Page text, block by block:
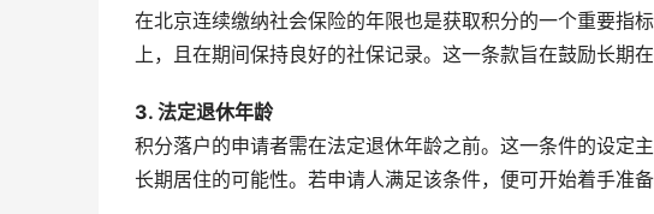
在北京连续缴纳社会保险的年限也是获取积分的一个重要指
上，且在期间保持良好的社保记录。这一条款旨在鼓励长期
3. 法定退休年龄
积分落户的申请者需在法定退休年龄之前。这一条件的设定
长期居住的可能性。若申请人满足该条件，便可开始着手准